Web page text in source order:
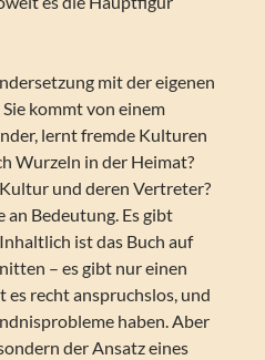
mit der eigenen
kommt von einem
lernt fremde Kulturen
Wurzeln in der Heimat?
und deren Vertreter?
an Bedeutung. Es gibt
ist das Buch auf
– es gibt nur einen
recht anspruchslos, und
haben. Aber
der Ansatz eines